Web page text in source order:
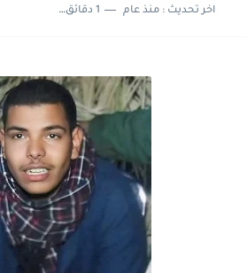
اخر تحديث :منذ عام 1 دقائق للقراءة